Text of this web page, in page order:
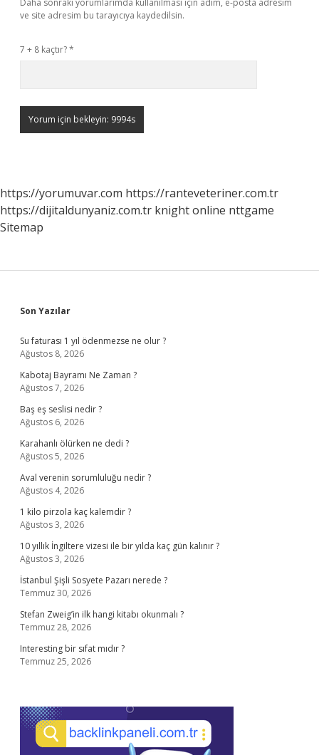
Daha sonraki yorumlarımda kullanılması için adım, e-posta adresim
ve site adresim bu tarayıcıya kaydedilsin.
7 + 8 kaçtır?*
https://yorumuvar.com https://ranteveteriner.com.tr
https://dijitaldunyaniz.com.tr knight online nttgame
Sitemap
Sidebar
Son Yazılar
Su faturası 1 yıl ödenmezse ne olur ?
Ağustos 8, 2026
Kabotaj Bayramı Ne Zaman ?
Ağustos 7, 2026
Baş eş seslisi nedir ?
Ağustos 6, 2026
Karahanlı ölürken ne dedi ?
Ağustos 5, 2026
Aval verenin sorumluluğu nedir ?
Ağustos 4, 2026
1 kilo pirzola kaç kalemdir ?
Ağustos 3, 2026
10 yıllık İngiltere vizesi ile bir yılda kaç gün kalınır ?
Ağustos 3, 2026
İstanbul Şişli Sosyete Pazarı nerede ?
Temmuz 30, 2026
Stefan Zweig’in ilk hangi kitabı okunmalı ?
Temmuz 28, 2026
Interesting bir sıfat mıdır ?
Temmuz 25, 2026